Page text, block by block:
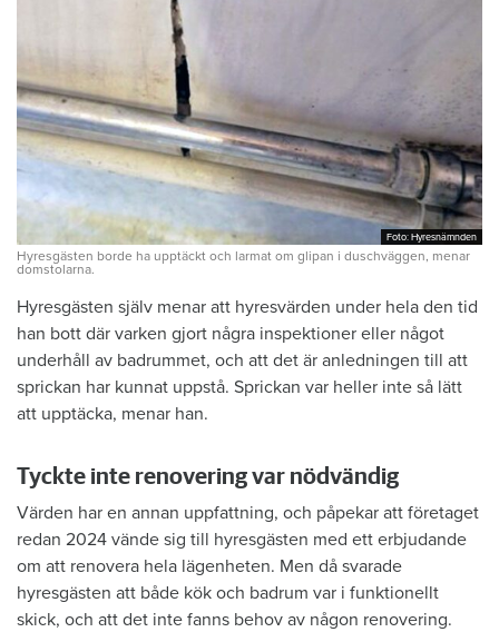
Foto: Hyresnämnden
Foto: Hyresnämnden
Hyresgästen borde ha upptäckt och larmat om glipan i duschväggen, menar
domstolarna.
Hyresgästen själv menar att hyresvärden under hela den tid
han bott där varken gjort några inspektioner eller något
underhåll av badrummet, och att det är anledningen till att
sprickan har kunnat uppstå. Sprickan var heller inte så lätt
att upptäcka, menar han.
Tyckte inte renovering var nödvändig
Värden har en annan uppfattning, och påpekar att företaget
redan 2024 vände sig till hyresgästen med ett erbjudande
om att renovera hela lägenheten. Men då svarade
hyresgästen att både kök och badrum var i funktionellt
skick, och att det inte fanns behov av någon renovering.